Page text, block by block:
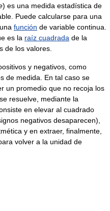
) es una medida estadística de
Puede calcularse para una
función de variable continua.
es la raíz cuadrada de la
de los valores.
y negativos, como
de medida. En tal caso se
un promedio que no recoja los
resuelve, mediante la
en elevar al cuadrado
negativos desaparecen),
y en extraer, finalmente,
volver a la unidad de